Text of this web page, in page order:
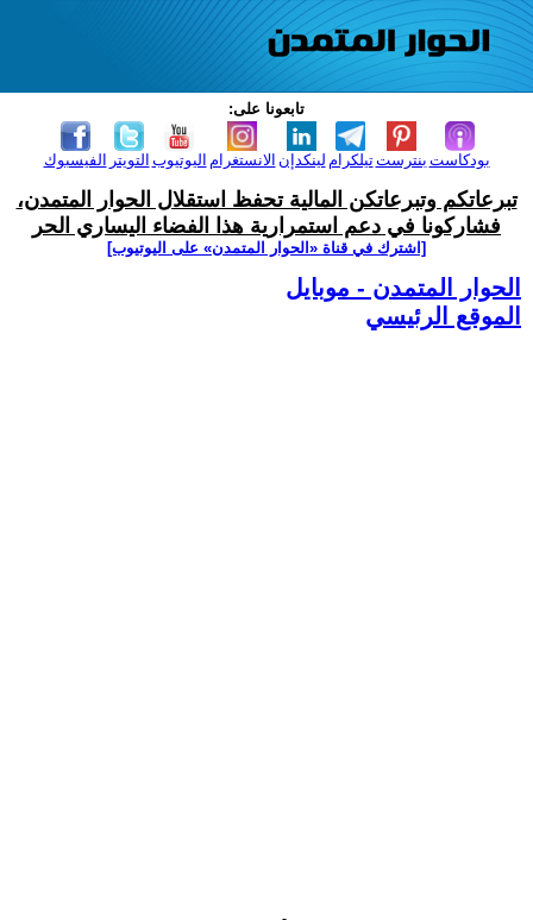
تابعونا على:
الفيسبوك التويتر اليوتيوب الانستغرام لينكدإن تيلكرامبنترست بودكاست
تبرعاتكم وتبرعاتكن المالية تحفظ استقلال الحوار المتمدن،
فشاركونا في دعم استمرارية هذا الفضاء اليساري الحر
[اشترك في قناة ‫«الحوار المتمدن» على اليوتيوب]
الحوار المتمدن - موبايل
الموقع الرئيسي